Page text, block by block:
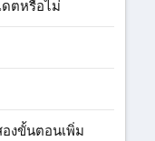
ดตหรือไม่
งขั้นตอนเพิ่ม